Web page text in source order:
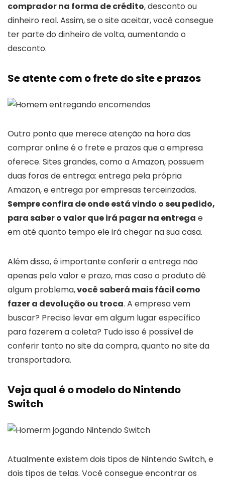
comprador na forma de crédito, desconto ou
dinheiro real. Assim, se o site aceitar, você consegue
ter parte do dinheiro de volta, aumentando o
desconto.
Se atente com o frete do site e prazos
Outro ponto que merece atenção na hora das
comprar online é o frete e prazos que a empresa
oferece. Sites grandes, como a Amazon, possuem
duas foras de entrega: entrega pela própria
Amazon, e entrega por empresas terceirizadas.
Sempre confira de onde está vindo o seu pedido,
para saber o valor que irá pagar na entrega e
em até quanto tempo ele irá chegar na sua casa.
Além disso, é importante conferir a entrega não
apenas pelo valor e prazo, mas caso o produto dê
algum problema,você saberá mais fácil como
fazer a devolução ou troca. A empresa vem
buscar? Preciso levar em algum lugar específico
para fazerem a coleta? Tudo isso é possível de
conferir tanto no site da compra, quanto no site da
transportadora.
Veja qual é o modelo do Nintendo
Switch
Atualmente existem dois tipos de Nintendo Switch, e
dois tipos de telas. Você consegue encontrar os